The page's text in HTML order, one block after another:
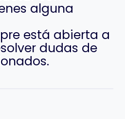
alguna
está abierta a
dudas de